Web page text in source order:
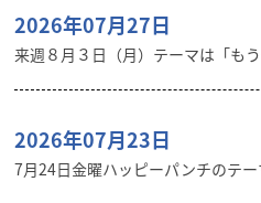
2026年07月27日
来週８月３日（月）テーマは「もう
2026年07月23日
7月24日金曜ハッピーパンチのテ